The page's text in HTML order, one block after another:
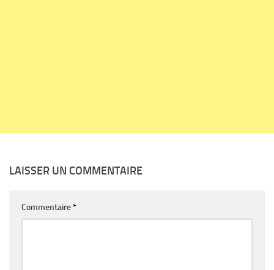
LAISSER UN COMMENTAIRE
Commentaire*